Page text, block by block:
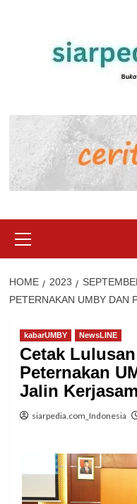
Menu
HOME 2023
PETERNAKAN UMBY DAN
kabarUMBY NewsLINE
Cetak
Peternakan
Jalin
siarpedia.com_Indonesia